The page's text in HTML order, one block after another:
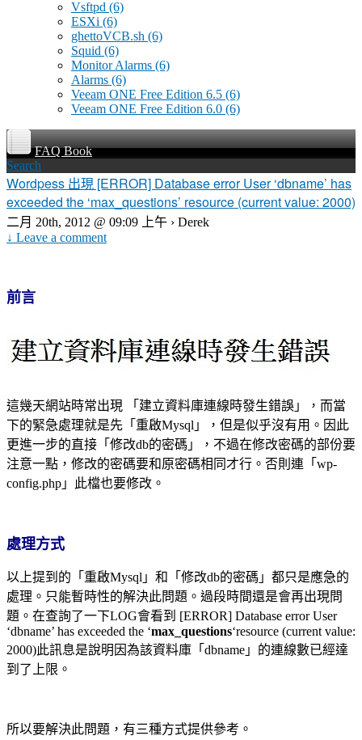
Vsftpd (6)
ESXi (6)
ghettoVCB.sh (6)
Squid (6)
Monitor Alarms (6)
Alarms (6)
Veeam ONE Free Edition 6.5 (6)
Veeam ONE Free Edition 6.0 (6)
FAQ Book
Search
Wordpess 出現 [ERROR] Database error User ‘dbname’ has
exceeded the ‘max_questions’ resource (current value: 2000)
二月 20th, 2012 @ 09:09 上午 › Derek
↓ Leave a comment
前言
這幾天網站時常出現 「建立資料庫連線時發生錯誤」，而當
下的緊急處理就是先「重啟Mysql 」，但是似乎沒有用。因此
更進一步的直接「修改db的密碼」，不過在修改密碼的部份要
注意一點，修改的密碼要和原密碼相同才行。否則連「 wp-
config.php 」此檔也要修改。
處理方式
以上提到的「重啟Mysql 」和「修改db的密碼」都只是應急的
處理。只能暫時性的解決此問題。過段時間還是會再出現問
題。 在查詢了一下LOG會看到 [ERROR] Database error User
‘dbname’ has exceeded the ‘max_questions‘resource (current value:
2000)此訊息是說明因為該資料庫「 dbname 」的連線數已經達
到了上限。
所以要解決此問題，有三種方式提供參考。